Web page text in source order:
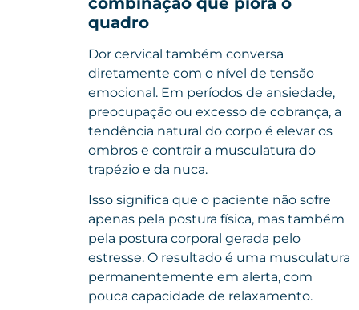
quadro
Dor cervical também conversa
diretamente com o nível de tensão
emocional. Em períodos de ansiedade,
preocupação ou excesso de cobrança, a
tendência natural do corpo é elevar os
ombros e contrair a musculatura do
trapézio e da nuca.
Isso significa que o paciente não sofre
apenas pela postura física, mas também
pela postura corporal gerada pelo
estresse. O resultado é uma musculatura
permanentemente em alerta, com
pouca capacidade de relaxamento.